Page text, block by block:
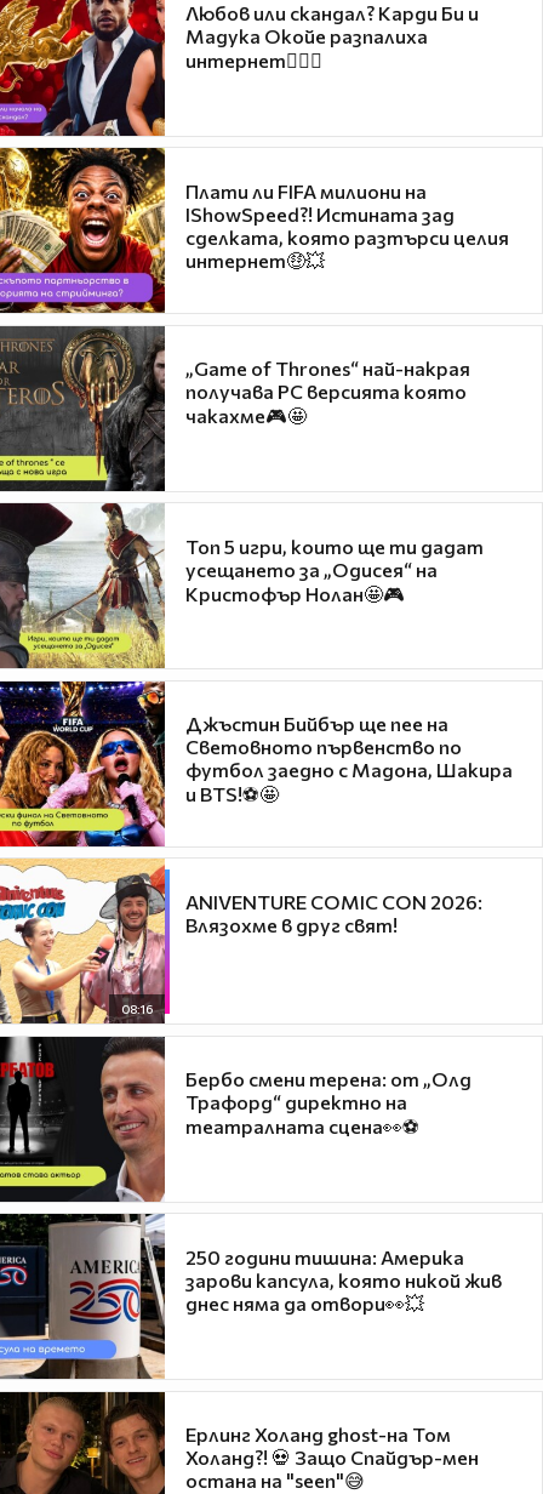
Любов или скандал? Карди Би и
Мадука Окойе разпалиха
интернет❤️‍🔥🔥
Плати ли FIFA милиони на
IShowSpeed?! Истината зад
сделката, която разтърси целия
интернет🤑💥
„Game of Thrones“ най-накрая
получава PC версията която
чакахме🎮🤩
Топ 5 игри, които ще ти дадат
усещането за „Одисея“ на
Кристофър Нолан🤩🎮
Джъстин Бийбър ще пее на
Световното първенство по
футбол заедно с Мадона, Шакира
и BTS!⚽🤩
08:16
ANIVENTURE COMIC CON 2026:
Влязохме в друг свят!
Бербо смени терена: от „Олд
Трафорд“ директно на
театралната сцена👀⚽
250 години тишина: Америка
зарови капсула, която никой жив
днес няма да отвори👀💥
Ерлинг Холанд ghost-на Том
Холанд?! 💀 Защо Спайдър-мен
остана на "seen"😅